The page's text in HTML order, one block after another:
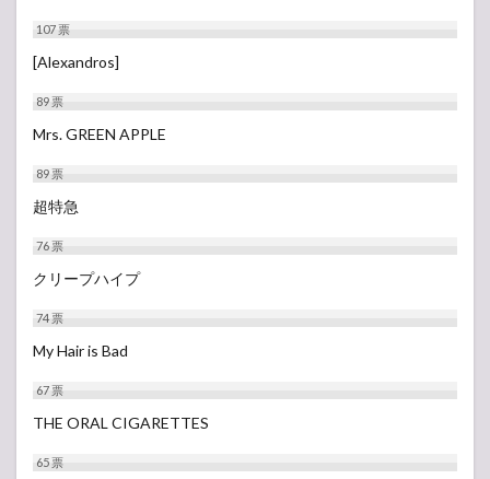
107票
[Alexandros]
89票
Mrs. GREEN APPLE
89票
超特急
76票
クリープハイプ
74票
My Hair is Bad
67票
THE ORAL CIGARETTES
65票